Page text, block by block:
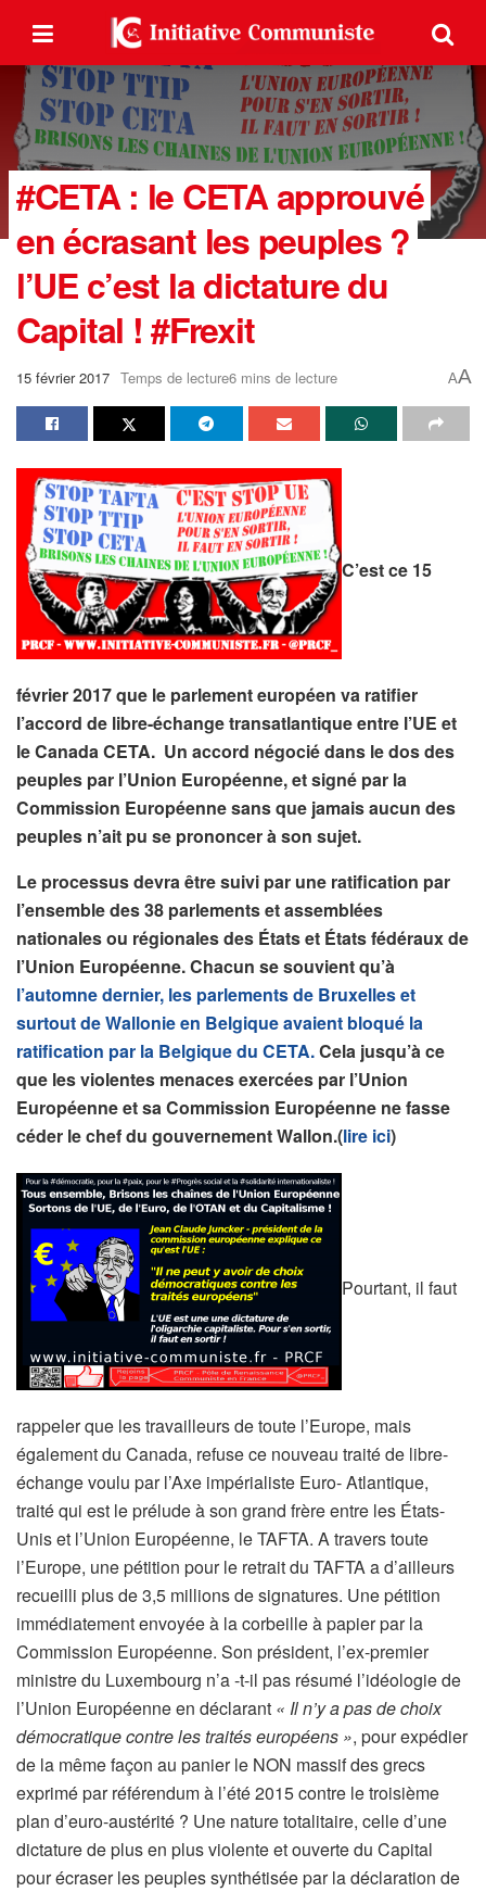
#CETA : le CETA approuvé
en écrasant les peuples ?
l’UE c’est la dictature du
Capital ! #Frexit
15 février 2017 Temps de lecture6 mins de lecture AA
C’est ce 15
février 2017 que le parlement européen va ratifier
l’accord de libre-échange transatlantique entre l’UE et
le Canada CETA. Un accord négocié dans le dos des
peuples par l’Union Européenne, et signé par la
Commission Européenne sans que jamais aucun des
peuples n’ait pu se prononcer à son sujet.
Le processus devra être suivi par une ratification par
l’ensemble des 38 parlements et assemblées
nationales ou régionales des États et États fédéraux de
l’Union Européenne. Chacun se souvient qu’à
l’automne dernier, les parlements de Bruxelles et
surtout de Wallonie en Belgique avaient bloqué la
ratification par la Belgique du CETA.Cela jusqu’à ce
que les violentes menaces exercées par l’Union
Européenne et sa Commission Européenne ne fasse
céder le chef du gouvernement Wallon.(lire ici)
Pourtant, il faut
rappeler que les travailleurs de toute l’Europe, mais
également du Canada, refuse ce nouveau traité de libre-
échange voulu par l’Axe impérialiste Euro- Atlantique,
traité qui est le prélude à son grand frère entre les États-
Unis et l’Union Européenne, le TAFTA. A travers toute
l’Europe, une pétition pour le retrait du TAFTA a d’ailleurs
recueilli plus de 3,5 millions de signatures. Une pétition
immédiatement envoyée à la corbeille à papier par la
Commission Européenne. Son président, l’ex-premier
ministre du Luxembourg n’a -t-il pas résumé l’idéologie de
l’Union Européenne en déclarant « Il n’y a pas de choix
démocratique contre les traités européens », pour expédier
de la même façon au panier le NON massif des grecs
exprimé par référendum à l’été 2015 contre le troisième
plan d’euro-austérité ? Une nature totalitaire, celle d’une
dictature de plus en plus violente et ouverte du Capital
pour écraser les peuples synthétisée par la déclaration de